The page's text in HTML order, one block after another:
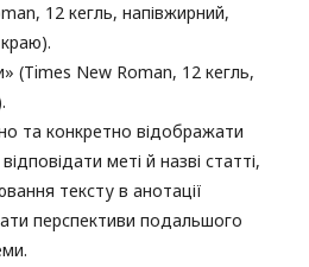
12 кегль, напівжирний,
(Times New Roman, 12 кегль,
та конкретно відображати
меті й назві статті,
тексту в анотації
перспективи подальшого